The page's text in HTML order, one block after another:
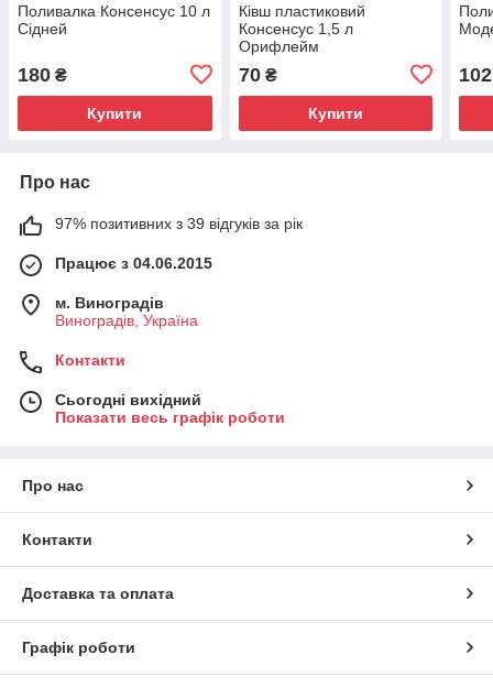
Поливалка Консенсус 10 л
Сідней
180 ₴
Купити
Ківш пластиковий
Консенсус 1,5 л
Орифлейм
70₴
Купити
102
Про нас
97% позитивних з 39 відгуків за рік
Працює з 04.06.2015
м. Виноградів
Виноградів, Україна
Контакти
Сьогодні вихідний
Показати весь графік роботи
Про нас
Контакти
Доставка та оплата
Графік роботи